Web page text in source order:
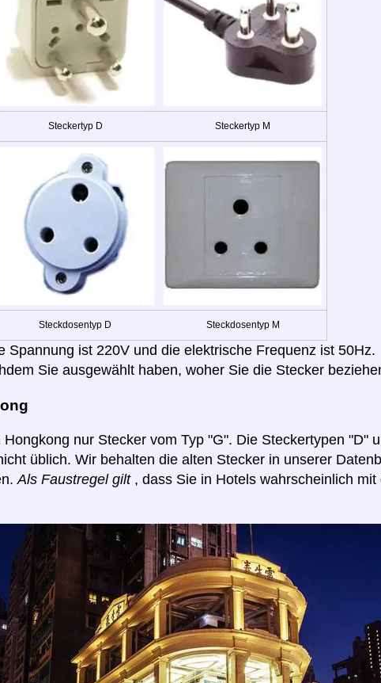
Steckertyp D Steckertyp M
Steckdosentyp D Steckdosentyp M
Spannung ist 220V und die elektrische Frequenz ist 50Hz.
Sie ausgewählt haben, woher Sie die Stecker
nur Stecker vom Typ "G". Die Steckertypen "D"
üblich. Wir behalten die alten Stecker in unserer
Als Faustregel gilt , dass Sie in Hotels wahrscheinlich mit